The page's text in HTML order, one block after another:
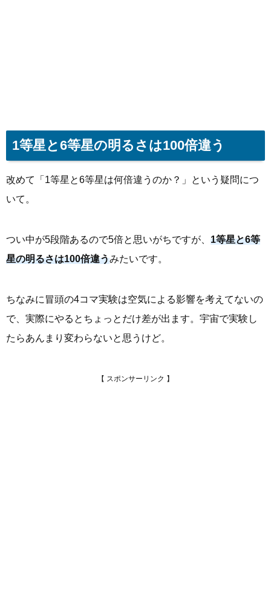
1等星と6等星の明るさは100倍違う
改めて「1等星と6等星は何倍違うのか？」という疑問につ
いて。
つい中が5段階あるので5倍と思いがちですが、 1等星と6等
星の明るさは100倍違うみたいです。
ちなみに冒頭の4コマ実験は空気による影響を考えてないの
で、実際にやるとちょっとだけ差が出ます。宇宙で実験し
たらあんまり変わらないと思うけど。